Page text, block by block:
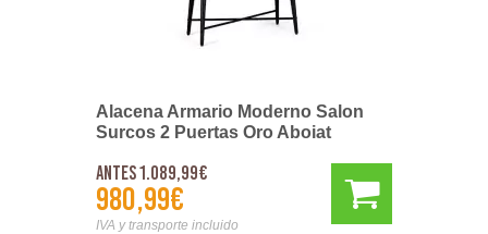
Alacena Armario Moderno Salon
Surcos 2 Puertas Oro Aboiat
Antes 1.089,99€
980,99€
IVA y transporte incluido